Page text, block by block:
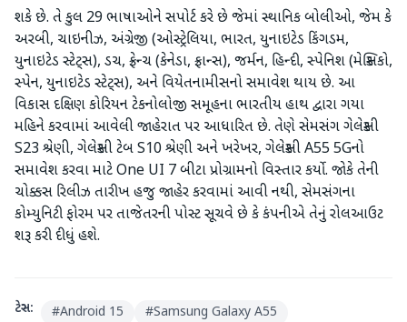
શકે છે. તે કુલ 29 ભાષાઓને સપોર્ટ કરે છે જેમાં સ્થાનિક બોલીઓ, જેમ કે
અરબી, ચાઇનીઝ, અંગ્રેજી (ઓસ્ટ્રેલિયા, ભારત, યુનાઇટેડ કિંગડમ,
યુનાઇટેડ સ્ટેટ્સ), ડચ, ફ્રેન્ચ (કેનેડા, ફ્રાન્સ), જર્મન, હિન્દી, સ્પેનિશ (મેક્સિકો,
સ્પેન, યુનાઇટેડ સ્ટેટ્સ), અને વિયેતનામીસનો સમાવેશ થાય છે. આ
વિકાસ દક્ષિણ કોરિયન ટેકનોલોજી સમૂહના ભારતીય હાથ દ્વારા ગયા
મહિને કરવામાં આવેલી જાહેરાત પર આધારિત છે. તેણે સેમસંગ ગેલેક્સી
S23 શ્રેણી, ગેલેક્સી ટેબ S10 શ્રેણી અને ખરેખર, ગેલેક્સી A55 5Gનો
સમાવેશ કરવા માટે One UI 7 બીટા પ્રોગ્રામનો વિસ્તાર કર્યો. જોકે તેની
ચોક્કસ રિલીઝ તારીખ હજુ જાહેર કરવામાં આવી નથી, સેમસંગના
કોમ્યુનિટી ફોરમ પર તાજેતરની પોસ્ટ સૂચવે છે કે કંપનીએ તેનું રોલઆઉટ
શરૂ કરી દીધું હશે.
ટેગ્સ: #Android 15 #Samsung Galaxy A55